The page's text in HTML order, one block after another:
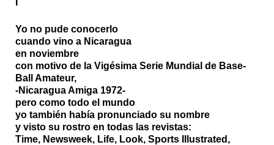
Yo no pude conocerlo
cuando vino a Nicaragua
en noviembre
con motivo de la Vigésima Serie Mundial de Base-
Ball Amateur,
-Nicaragua Amiga 1972-
pero como todo el mundo
yo también había pronunciado su nombre
y visto su rostro en todas las revistas:
Time, Newsweek, Life, Look, Sports Illustrated,